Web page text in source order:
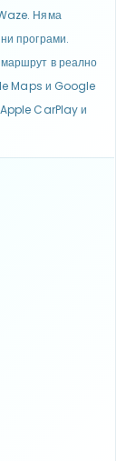
Няма
програми.
в реално
Maps и Google
CarPlay и